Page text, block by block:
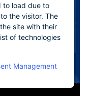
to load due to
the visitor. The
site with their
of technologies
Management